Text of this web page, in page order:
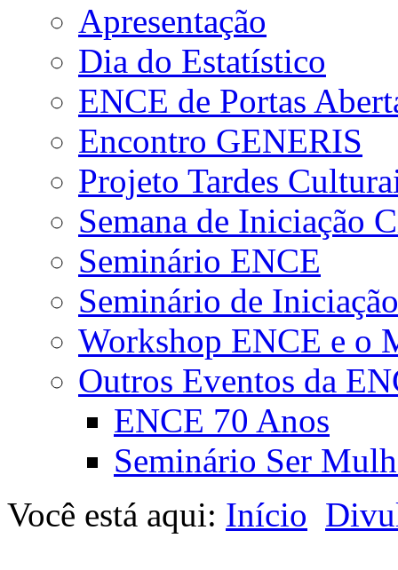
Apresentação
Dia do Estatístico
ENCE de Portas
Encontro GENERIS
Projeto Tardes
Semana de Iniciação
Seminário ENCE
Seminário de
Workshop ENCE e o
Outros Eventos da
ENCE 70 Anos
Seminário Ser
Você está aqui: Início